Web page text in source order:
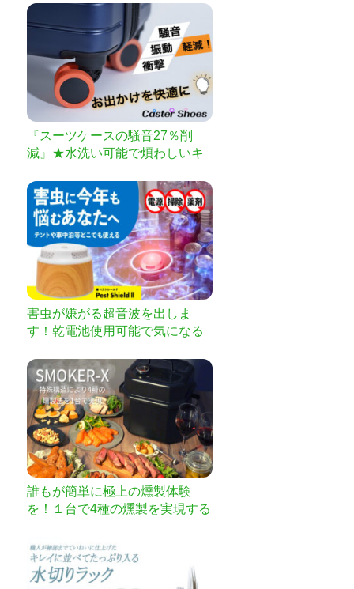
『スーツケースの騒音27％削
減』★水洗い可能で煩わしいキ
ーツケースの衝撃や振動も軽減
出来て体への負担も減らせる
【Caster専用Shoes】
害虫が嫌がる超音波を出しま
す！乾電池使用可能で気になる
誰もが簡単に極上の燻製体験
を！１台で4種の燻製を実現する